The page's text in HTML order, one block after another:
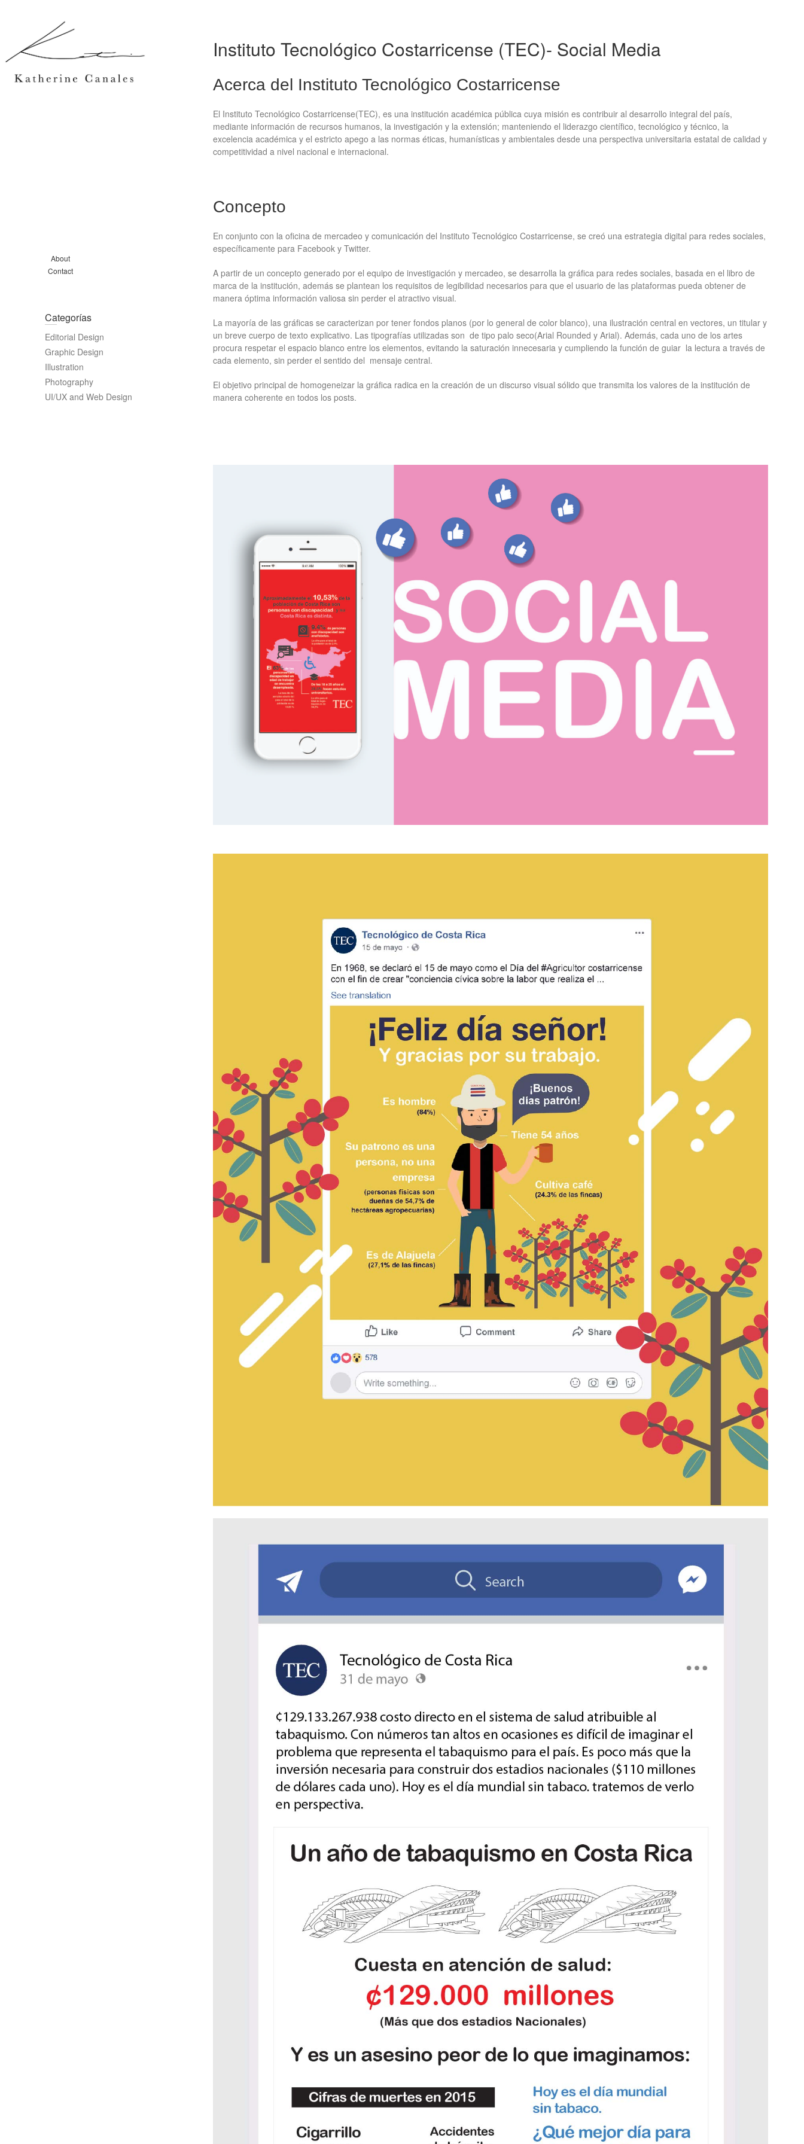
About
Contact
Instituto Tecnológico Costarricense (TEC)- Social Media
Acerca del Instituto Tecnológico Costarricense
El Instituto Tecnológico Costarricense(TEC), es una institución académica pública cuya misión es contribuir al desarrollo integral del país,
mediante información de recursos humanos, la investigación y la extensión; manteniendo el liderazgo científico, tecnológico y técnico, la
excelencia académica y el estricto apego a las normas éticas, humanísticas y ambientales desde una perspectiva universitaria estatal de calidad y
competitividad a nivel nacional e internacional.
Concepto
En conjunto con la oficina de mercadeo y comunicación del Instituto Tecnológico Costarricense, se creó una estrategia digital para redes sociales,
específicamente para Facebook y Twitter.
A partir de un concepto generado por el equipo de investigación y mercadeo, se desarrolla la gráfica para redes sociales, basada en el libro de
marca de la institución, además se plantean los requisitos de legibilidad necesarios para que el usuario de las plataformas pueda obtener de
manera óptima información valiosa sin perder el atractivo visual.
La mayoría de las gráficas se caracterizan por tener fondos planos (por lo general de color blanco), una ilustración central en vectores, un titular y
un breve cuerpo de texto explicativo. Las tipografías utilizadas son de tipo palo seco(Arial Rounded y Arial). Además, cada uno de los artes
procura respetar el espacio blanco entre los elementos, evitando la saturación innecesaria y cumpliendo la función de guiar la lectura a través de
cada elemento, sin perder el sentido del mensaje central.
El objetivo principal de homogeneizar la gráfica radica en la creación de un discurso visual sólido que transmita los valores de la institución de
manera coherente en todos los posts.
Categorías
Editorial Design
Graphic Design
Illustration
Photography
UI/UX and Web Design